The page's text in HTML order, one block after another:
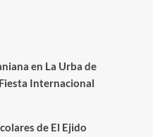
en La Urba de
Internacional
de El Ejido